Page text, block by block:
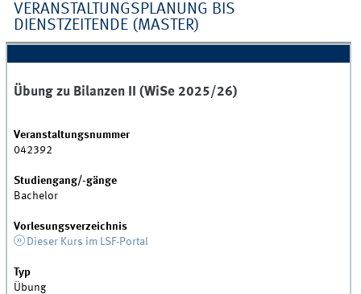
VERANSTALTUNGSPLANUNG BIS
DIENSTZEITENDE (MASTER)
Übung zu Bilanzen II (WiSe 2025/26)
Veranstaltungsnummer
042392
Studiengang/-gänge
Bachelor
Vorlesungsverzeichnis
Dieser Kurs im LSF-Portal
Typ
Übung